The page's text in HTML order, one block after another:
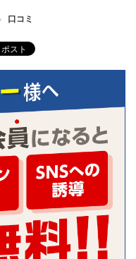
口コミ